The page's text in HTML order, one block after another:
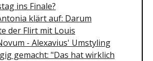
ins Finale?
klärt auf: Darum
der Flirt mit Louis
- Alexavius' Umstyling
gemacht: "Das hat wirklich